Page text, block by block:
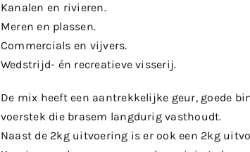
Kanalen en rivieren.
Meren en plassen.
Commercials en vijvers.
Wedstrijd- én recreatieve visserij.
De mix heeft een aantrekkelijke geur, goede
voerstek die brasem langdurig vasthoudt.
Naast de 2kg uitvoering is er ook een 2kg